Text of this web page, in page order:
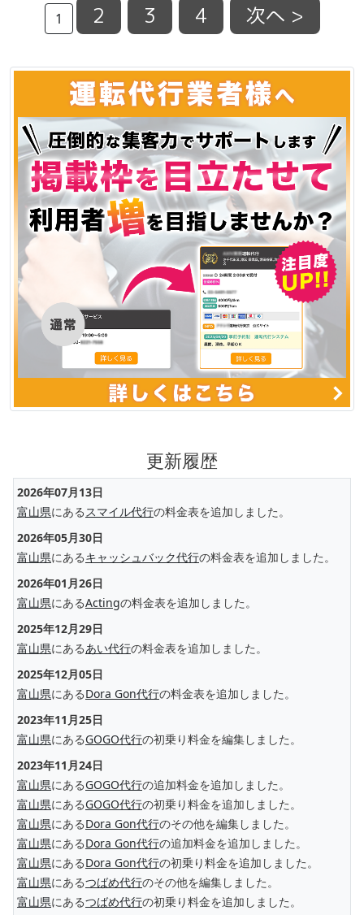
1 2 3 4 次へ >
更新履歴
2026年07月13日
富山県にあるスマイル代行の料金表を追加しました。
2026年05月30日
富山県にあるキャッシュバック代行の料金表を追加しました。
2026年01月26日
富山県にあるActingの料金表を追加しました。
2025年12月29日
富山県にあるあい代行の料金表を追加しました。
2025年12月05日
富山県にあるDora Gon代行の料金表を追加しました。
2023年11月25日
富山県にあるGOGO代行の初乗り料金を編集しました。
2023年11月24日
富山県にあるGOGO代行の追加料金を追加しました。
富山県にあるGOGO代行の初乗り料金を追加しました。
富山県にあるDora Gon代行のその他を編集しました。
富山県にあるDora Gon代行の追加料金を追加しました。
富山県にあるDora Gon代行の初乗り料金を追加しました。
富山県にあるつばめ代行のその他を編集しました。
富山県にあるつばめ代行の初乗り料金を追加しました。